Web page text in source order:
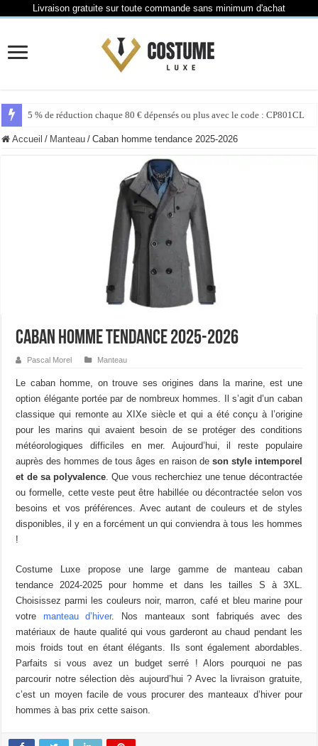
Livraison gratuite sur toute commande sans minimum d'achat
5 % de réduction chaque 80 € dépensés ou plus avec le code : CP801CL
Accueil / Manteau / Caban homme tendance 2025-2026
Caban homme tendance 2025-2026
Pascal Morel Manteau
Le caban homme, on trouve ses origines dans la marine, est une
option élégante portée par de nombreux hommes. Il s’agit d’un caban
classique qui remonte au XIXe siècle et qui a été conçu à l’origine
pour les marins qui avaient besoin de se protéger des conditions
météorologiques difficiles en mer. Aujourd’hui, il reste populaire
auprès des hommes de tous âges en raison de son style intemporel
et de sa polyvalence . Que vous recherchiez une tenue décontractée
ou formelle, cette veste peut être habillée ou décontractée selon vos
besoins et vos préférences. Avec autant de couleurs et de styles
disponibles, il y en a forcément un qui conviendra à tous les hommes
!
Costume Luxe propose une large gamme de manteau caban
tendance 2024-2025 pour homme et dans les tailles S à 3XL.
Choisissez parmi les couleurs noir, marron, café et bleu marine pour
votre manteau d’hiver. Nos manteaux sont fabriqués avec des
matériaux de haute qualité qui vous garderont au chaud pendant les
mois froids tout en étant élégants. Ils sont également abordables.
Parfaits si vous avez un budget serré ! Alors pourquoi ne pas
parcourir notre sélection dès aujourd’hui ? Avec la livraison gratuite,
c’est un moyen facile de vous procurer des manteaux d’hiver pour
hommes à bas prix cette saison.